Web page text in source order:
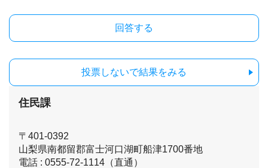
投票しないで結果をみる
住民課
〒401-0392
山梨県南都留郡富士河口湖町船津1700番地
電話 : 0555-72-1114（直通）